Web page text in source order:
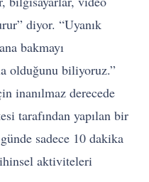
diyor. “Uyanık
bakmayı
olduğunu biliyoruz.”
inanılmaz derecede
tarafından yapılan bir
sadece 10 dakika
aktiviteleri